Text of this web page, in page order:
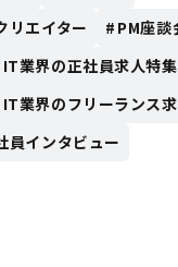
リエイター
PM座談
業界の正社員求人特集
業界のフリーランス
員インタビュー